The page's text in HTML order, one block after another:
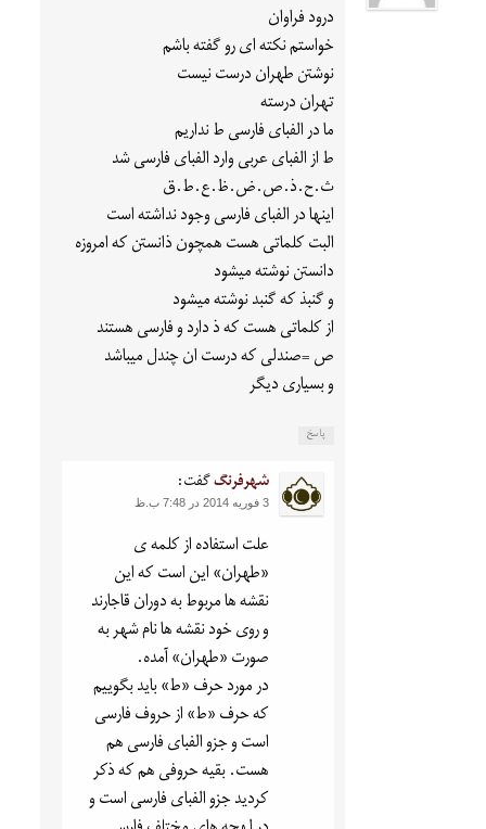
درود فراوان
خواستم نکته ای رو گفته باشم
نوشتن طهران درست نیست
تهران درسته
ما در الفبای فارسی ط نداریم
ط از الفبای عربی وارد الفبای فارسی شد
ث.ح.ذ.ص.ض.ظ.ع.ط.ق
اینها در الفبای فارسی وجود نداشته است
البت کلماتی هست همچون ذانستن که امروزه
دانستن نوشته میشود
و گنبذ که گنبد نوشته میشود
از کلماتی هست که ذ دارد و فارسی هستند
ص =صندلی که درست ان چندل میباشد
و بسیاری دیگر
پاسخ
شهرفرنگگفت:
3 فوریه 2014 در 7:48 ب.ظ
علت استفاده از کلمه ی
«طهران» این است که این
نقشه ها مربوط به دوران قاجارند
و روی خود نقشه ها نام شهر به
صورت «طهران» آمده.
در مورد حرف «ط» باید بگوییم
که حرف «ط» از حروف فارسی
است و جزو الفبای فارسی هم
هست. بقیه حروفی هم که ذکر
کردید جزو الفبای فارسی است و